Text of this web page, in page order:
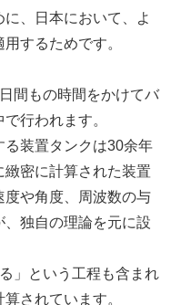
、日本において、よ
するためです。
間もの時間をかけてバ
行われます。
装置タンクは30余年
密に計算された装置
や角度、周波数の与
、独自の理論を元に設
」という工程も含まれ
されています。